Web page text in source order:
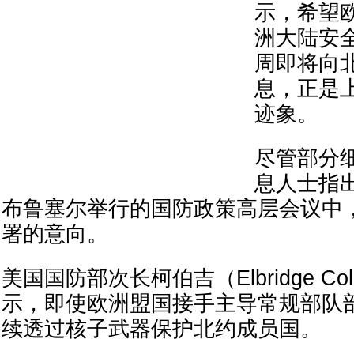
示，希望
洲大陆安
周即将向
息，正是
迹象。
尽管部分
息人士指
布鲁塞尔举行的国防政策高层会议中
署的意向。
美国国防部次长柯伯吉（Elbridge
示，即使欧洲盟国接手主导常规部队
续透过核子武器保护北约成员国。